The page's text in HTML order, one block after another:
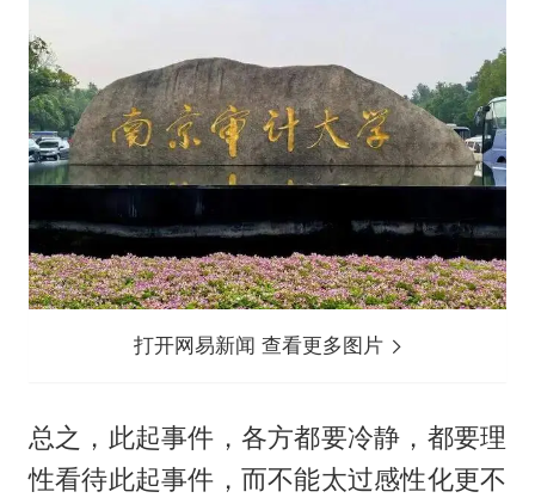
打开网易新闻 查看更多图片
总之，此起事件，各方都要冷静，都要理
性看待此起事件，而不能太过感性化更不